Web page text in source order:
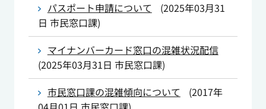
パスポート申請について
(2025年03月31
日 市民窓口課)
マイナンバーカード窓口の混雑状況配信
(2025年03月31日 市民窓口課)
市民窓口課の混雑傾向について
(2017年